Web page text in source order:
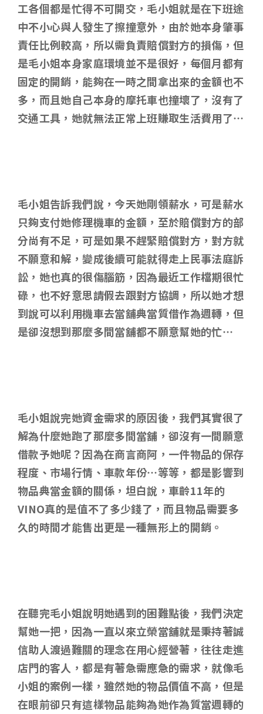
工各個都是忙得不可開交，毛小姐就是在下班途
中不小心與人發生了擦撞意外，由於她本身肇事
責任比例較高，所以需負責賠償對方的損傷，但
是毛小姐本身家庭環境並不是很好，每個月都有
固定的開銷，能夠在一時之間拿出來的金額也不
多，而且她自己本身的摩托車也撞壞了，沒有了
交通工具，她就無法正常上班賺取生活費用了…
毛小姐告訴我們說，今天她剛領薪水，可是薪水
只夠支付她修理機車的金額，至於賠償對方的部
分尚有不足，可是如果不趕緊賠償對方，對方就
不願意和解，變成後續可能就得走上民事法庭訴
訟，她也真的很傷腦筋，因為最近工作檔期很忙
碌，也不好意思請假去跟對方協調，所以她才想
到說可以利用機車去當舖典當質借作為週轉，但
是卻沒想到那麼多間當舖都不願意幫她的忙…
毛小姐說完她資金需求的原因後，我們其實很了
解為什麼她跑了那麼多間當舖，卻沒有一間願意
借款予她呢？因為在商言商阿，一件物品的保存
程度、市場行情、車款年份…等等，都是影響到
物品典當金額的關係，坦白說，車齡11年的
VINO真的是值不了多少錢了，而且物品需要多
久的時間才能售出更是一種無形上的開銷。
在聽完毛小姐說明她遇到的困難點後，我們決定
幫她一把，因為一直以來立榮當舖就是秉持著誠
信助人渡過難關的理念在用心經營著，往往走進
店門的客人，都是有著急需應急的需求，就像毛
小姐的案例一樣，雖然她的物品價值不高，但是
在眼前卻只有這樣物品能夠為她作為質當週轉的